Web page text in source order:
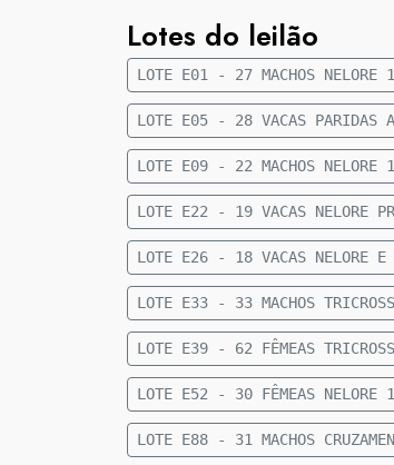
Lotes do leilão